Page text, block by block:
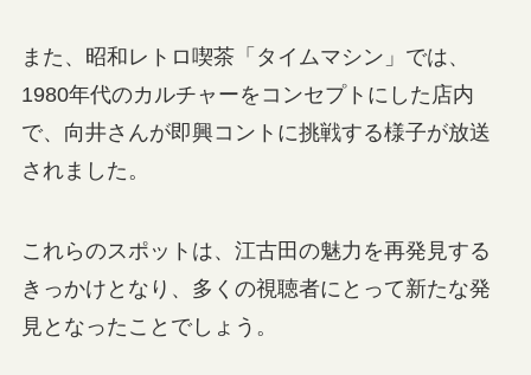
また、昭和レトロ喫茶「タイムマシン」では、
1980年代のカルチャーをコンセプトにした店内
で、向井さんが即興コントに挑戦する様子が放送
されました。
これらのスポットは、江古田の魅力を再発見する
きっかけとなり、多くの視聴者にとって新たな発
見となったことでしょう。